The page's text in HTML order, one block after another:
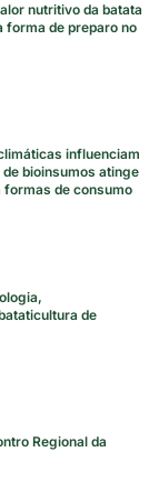
nutritivo da batata
forma de preparo no
influenciam
bioinsumos atinge
formas de consumo
de
Regional da